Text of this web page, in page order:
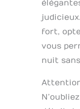
fort,
vous
nuit